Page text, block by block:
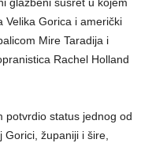
Velika Gorica i američki
Mire Taradija i
Rachel Holland
potvrdio status jednog od
županiji i šire,